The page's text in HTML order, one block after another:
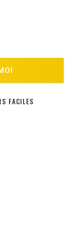
FACILES